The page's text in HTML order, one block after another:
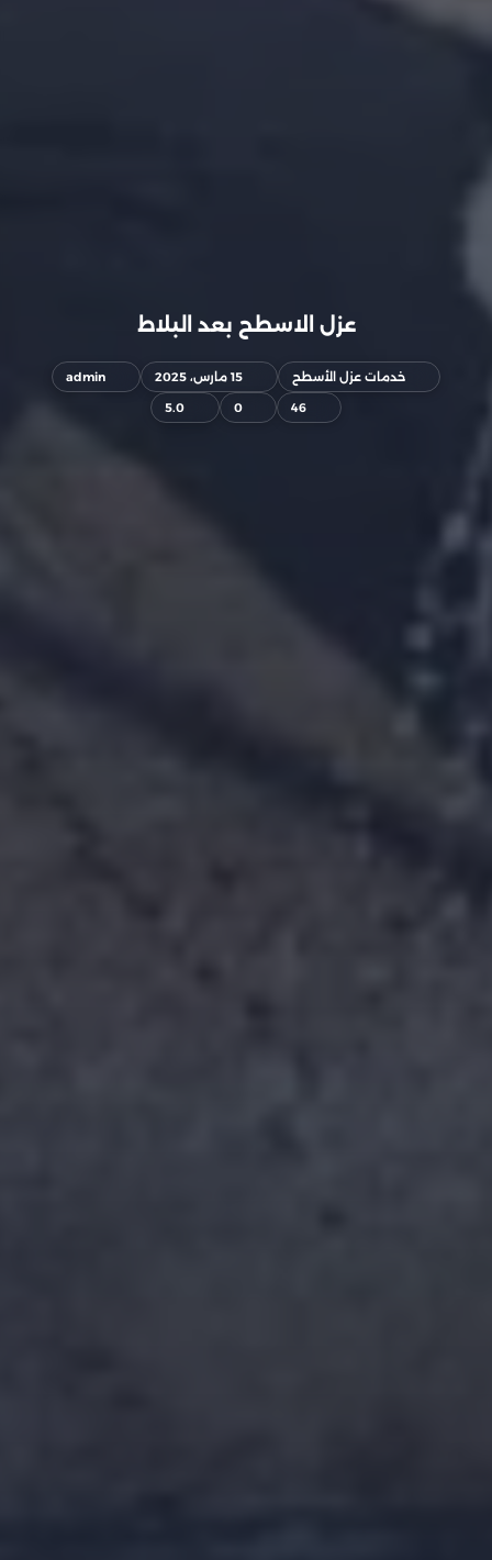
عزل الاسطح بعد البلاط
خدمات عزل الأسطح 15 مارس، 2025
admin
46
0
5.0